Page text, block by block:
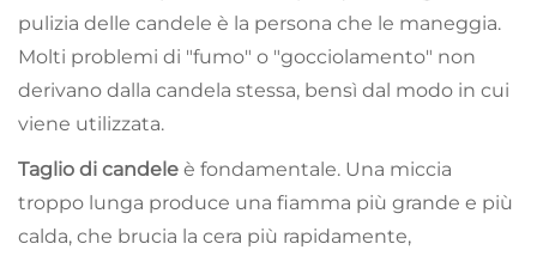
pulizia delle candele è la persona che le maneggia.
Molti problemi di "fumo" o "gocciolamento" non
derivano dalla candela stessa, bensì dal modo in cui
viene utilizzata.
Taglio di candele è fondamentale. Una miccia
troppo lunga produce una fiamma più grande e più
calda, che brucia la cera più rapidamente,